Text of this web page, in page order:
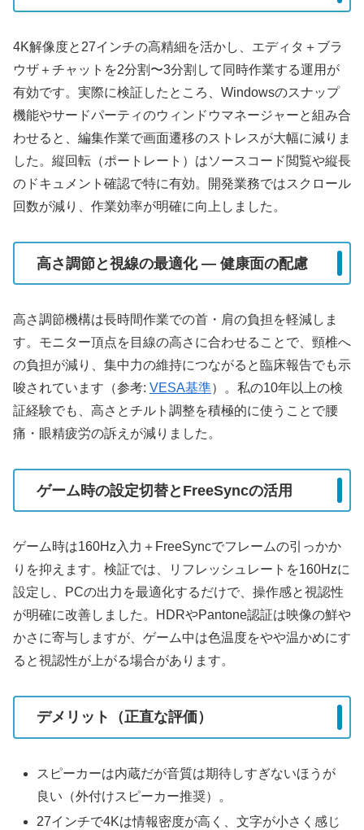
4K解像度と27インチの高精細を活かし、エディタ＋ブラ
ウザ＋チャットを2分割〜3分割して同時作業する運用が
有効です。実際に検証したところ、Windowsのスナップ
機能やサードパーティのウィンドウマネージャーと組み合
わせると、編集作業で画面遷移のストレスが大幅に減りま
した。縦回転（ポートレート）はソースコード閲覧や縦長
のドキュメント確認で特に有効。開発業務ではスクロール
回数が減り、作業効率が明確に向上しました。
高さ調節と視線の最適化 — 健康面の配慮
高さ調節機構は長時間作業での首・肩の負担を軽減しま
す。モニター頂点を目線の高さに合わせることで、頸椎へ
の負担が減り、集中力の維持につながると臨床報告でも示
唆されています（参考: VESA基準）。私の10年以上の検
証経験でも、高さとチルト調整を積極的に使うことで腰
痛・眼精疲労の訴えが減りました。
ゲーム時の設定切替とFreeSyncの活用
ゲーム時は160Hz入力＋FreeSyncでフレームの引っかか
りを抑えます。検証では、リフレッシュレートを160Hzに
設定し、PCの出力を最適化するだけで、操作感と視認性
が明確に改善しました。HDRやPantone認証は映像の鮮や
かさに寄与しますが、ゲーム中は色温度をやや温かめにす
ると視認性が上がる場合があります。
デメリット（正直な評価）
スピーカーは内蔵だが音質は期待しすぎないほうが
良い（外付けスピーカー推奨）。
27インチで4Kは情報密度が高く、文字が小さく感じ